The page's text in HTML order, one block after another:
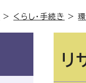
> くらし・手続き >
リ